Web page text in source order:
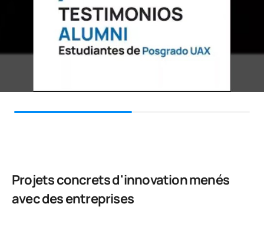
Projets concrets d'innovation menés
avec des entreprises